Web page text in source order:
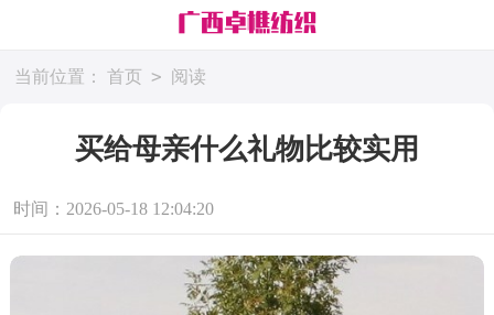
当前位置： 首页 > 阅读
买给母亲什么礼物比较实用
时间：2026-05-18 12:04:20